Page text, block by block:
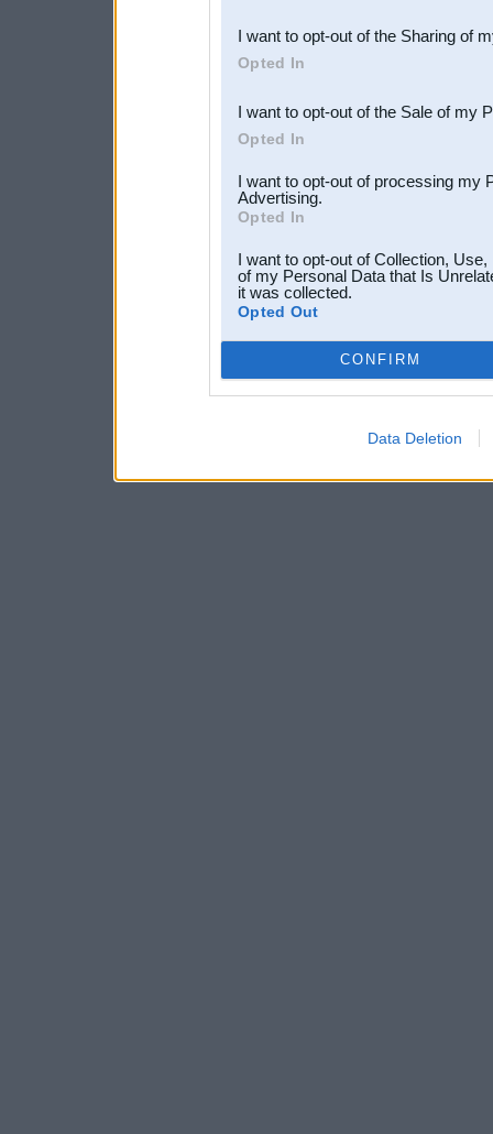
Downstream Participants
third parties.
I want to opt-out of the Sharing of
Opted In
I want to opt-out of the Sale of my
Opted In
I want to opt-out of processing my
Advertising.
Opted In
I want to opt-out of Collection,
of my Personal Data that Is
it was collected.
Opted Out
CONFIRM
Data Deletion